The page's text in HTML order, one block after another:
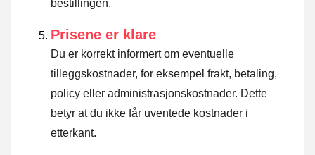
bestillingen.
Prisene er klare
Du er korrekt informert om eventuelle
tilleggskostnader, for eksempel frakt, betaling,
policy eller administrasjonskostnader. Dette
betyr at du ikke får uventede kostnader i
etterkant.